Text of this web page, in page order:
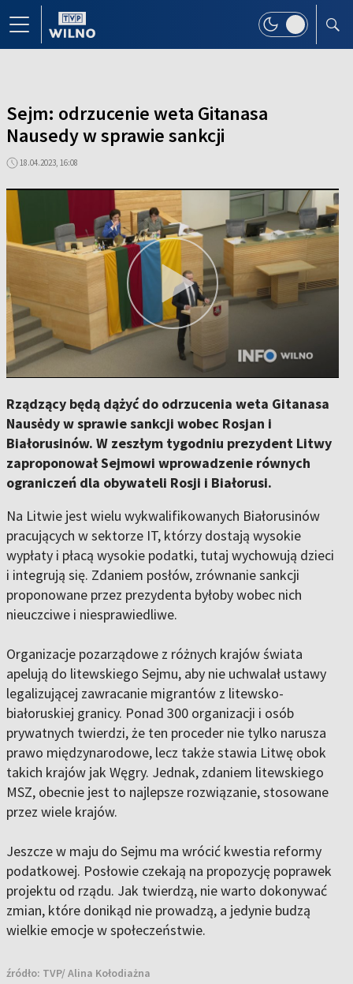
Sejm: odrzucenie weta Gitanasa
Nausedy w sprawie sankcji
18.04.2023, 16:08
Rządzący będą dążyć do odrzucenia weta Gitanasa
Nausėdy w sprawie sankcji wobec Rosjan i
Białorusinów. W zeszłym tygodniu prezydent Litwy
zaproponował Sejmowi wprowadzenie równych
ograniczeń dla obywateli Rosji i Białorusi.
Na Litwie jest wielu wykwalifikowanych Białorusinów
pracujących w sektorze IT, którzy dostają wysokie
wypłaty i płacą wysokie podatki, tutaj wychowują dzieci
i integrują się. Zdaniem posłów, zrównanie sankcji
proponowane przez prezydenta byłoby wobec nich
nieuczciwe i niesprawiedliwe.
Organizacje pozarządowe z różnych krajów świata
apelują do litewskiego Sejmu, aby nie uchwalał ustawy
legalizującej zawracanie migrantów z litewsko-
białoruskiej granicy. Ponad 300 organizacji i osób
prywatnych twierdzi, że ten proceder nie tylko narusza
prawo międzynarodowe, lecz także stawia Litwę obok
takich krajów jak Węgry. Jednak, zdaniem litewskiego
MSZ, obecnie jest to najlepsze rozwiązanie, stosowane
przez wiele krajów.
Jeszcze w maju do Sejmu ma wrócić kwestia reformy
podatkowej. Posłowie czekają na propozycję poprawek
projektu od rządu. Jak twierdzą, nie warto dokonywać
zmian, które donikąd nie prowadzą, a jedynie budzą
wielkie emocje w społeczeństwie.
źródło: TVP/ Alina Kołodiażna